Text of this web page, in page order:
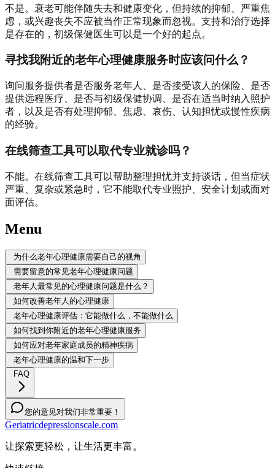
不是。衰老可能伴随失去和健康变化，但持续的抑郁、严重焦
虑，或兴趣丧失不应被当作正常现象而忽视。支持和治疗选择
是存在的，初级保健医生可以是一个好的起点。
寻找我附近的老年心理健康服务时应该问什么？
询问服务提供者是否服务老年人、是否接受该人的保险、是否
提供远程医疗、是否与初级保健协调、是否在适当时纳入照护
者，以及是否有处理抑郁、焦虑、哀伤、认知担忧或慢性疾病
的经验。
在线筛查工具可以取代专业就诊吗？
不能。在线筛查工具可以帮助整理担忧并支持谈话，但当症状
严重、复杂或紧急时，它不能取代专业照护、安全计划或面对
面评估。
Menu
为什么老年心理健康需要自己的视角
需要留意的常见老年心理健康问题
老年人最常见的心理健康问题是什么？
如何改善老年人的心理健康
老年心理健康评估：它能做什么，不能做什么
如何找到你附近的老年心理健康服务
如何应对老年家庭成员的精神疾病
老年心理健康的温和下一步
FAQ
您的意见对我们非常重要！
Geriatricdepressionscale.com
让探索更轻松，让生活更丰富。